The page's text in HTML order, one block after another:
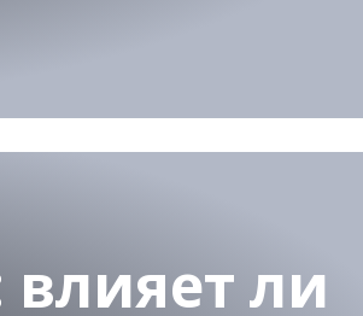
ли